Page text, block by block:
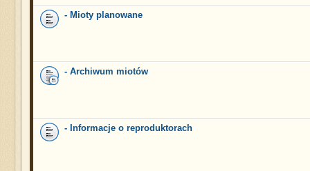
- Mioty planowane
- Archiwum miotów
- Informacje o reproduktorach